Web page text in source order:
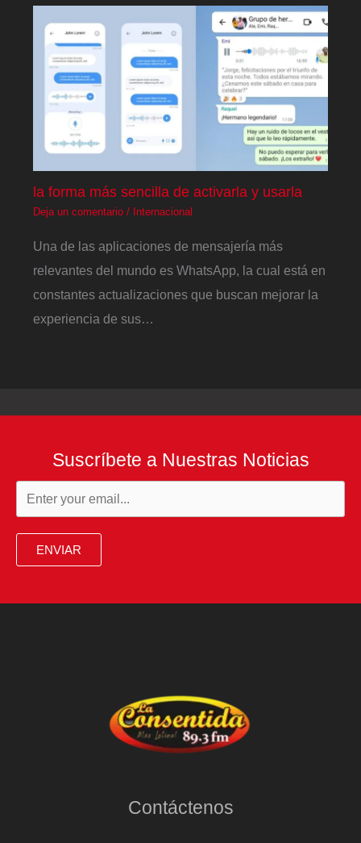
la forma más sencilla de activarla y usarla
Deja un comentario / Internacional
Una de las aplicaciones de mensajería más
relevantes del mundo es WhatsApp, la cual está en
constantes actualizaciones que buscan mejorar la
experiencia de sus…
Suscríbete a Nuestras Noticias
ENVIAR
Contáctenos